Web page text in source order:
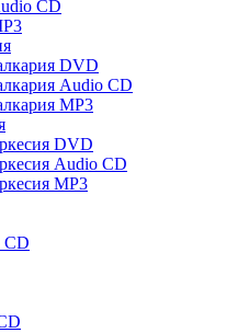
CD
DVD
Audio CD
MP3
DVD
Audio CD
MP3
CD